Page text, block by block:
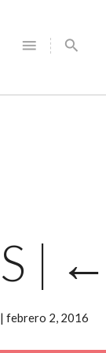
menu search
S | ←
| febrero 2, 2016